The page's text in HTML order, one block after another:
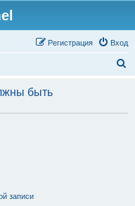
Вход
Регистрация
с
быть
записи